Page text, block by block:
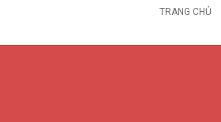
TRANG CHỦ